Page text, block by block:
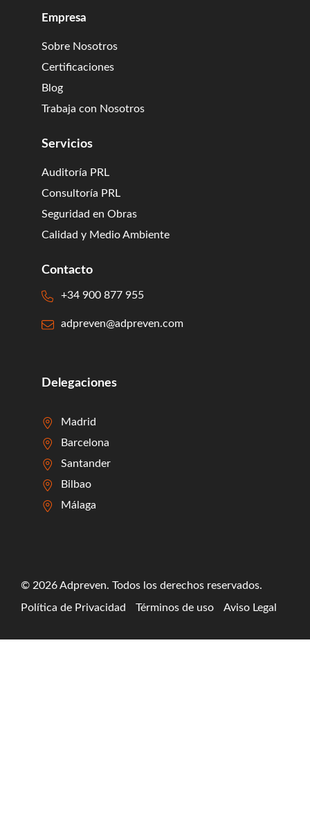
Empresa
Sobre Nosotros
Certificaciones
Blog
Trabaja con Nosotros
Servicios
Auditoría PRL
Consultoría PRL
Seguridad en Obras
Calidad y Medio Ambiente
Contacto
+34 900 877 955
adpreven@adpreven.com
Delegaciones
Madrid
Barcelona
Santander
Bilbao
Málaga
© 2026 Adpreven. Todos los derechos reservados.
Política de Privacidad
Términos de uso Aviso Legal